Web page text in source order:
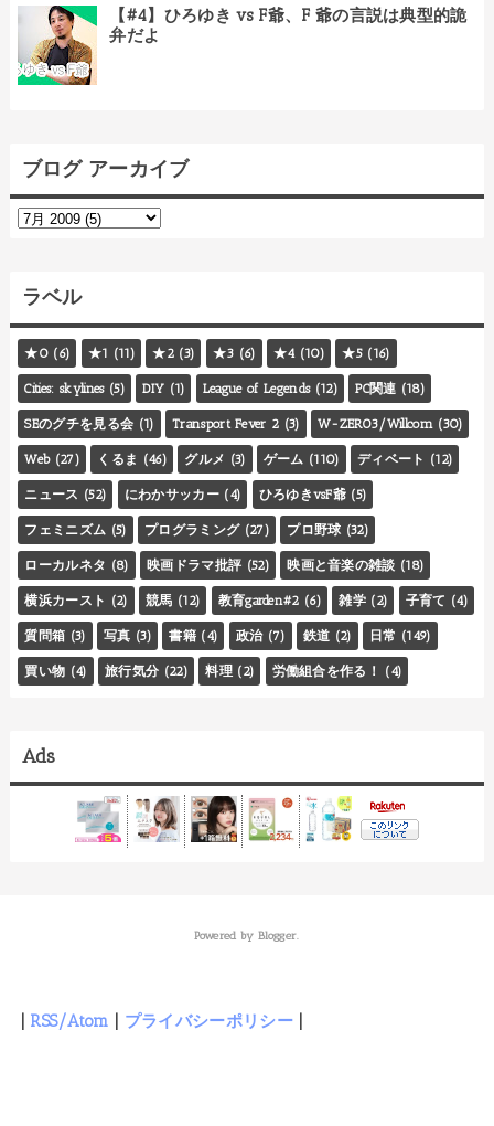
【#4】ひろゆき vs F爺、F 爺の言説は典型的詭
弁だよ
ブログ アーカイブ
ラベル
★0 (6) ★1 (11) ★2 (3) ★3 (6) ★4 (10) ★5 (16)
Cities: skylines (5) DIY (1) League of Legends (12) PC関連 (18)
SEのグチを見る会 (1) Transport Fever 2 (3) W-ZERO3/Willcom (30)
Web (27) くるま (46) グルメ (3) ゲーム (110) ディベート (12)
ニュース (52) にわかサッカー (4) ひろゆきvsF爺 (5)
フェミニズム (5) プログラミング (27) プロ野球 (32)
ローカルネタ (8) 映画ドラマ批評 (52) 映画と音楽の雑談 (18)
横浜カースト (2) 競馬 (12) 教育garden#2 (6) 雑学 (2) 子育て (4)
質問箱 (3) 写真 (3) 書籍 (4) 政治 (7) 鉄道 (2) 日常 (149)
買い物 (4) 旅行気分 (22) 料理 (2) 労働組合を作る！ (4)
Ads
Powered by Blogger.
RSS/Atom プライバシーポリシー|